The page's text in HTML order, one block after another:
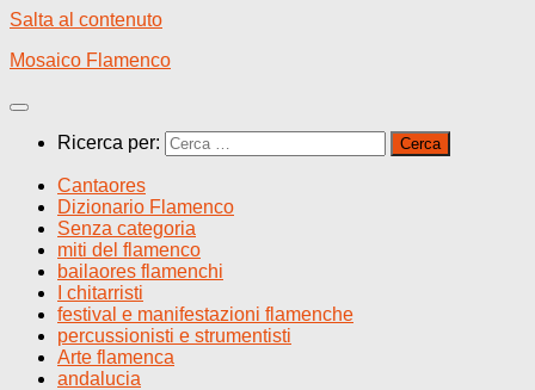
Salta al contenuto
Mosaico Flamenco
Ricerca per:
Cantaores
Dizionario Flamenco
Senza categoria
miti del flamenco
bailaores flamenchi
I chitarristi
festival e manifestazioni flamenche
percussionisti e strumentisti
Arte flamenca
andalucia